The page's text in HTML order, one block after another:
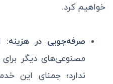
خواهیم کرد.
صرفه‌جویی در هزینه:
مصنوعی‌های دیگر
ندارد؛ جمنای این